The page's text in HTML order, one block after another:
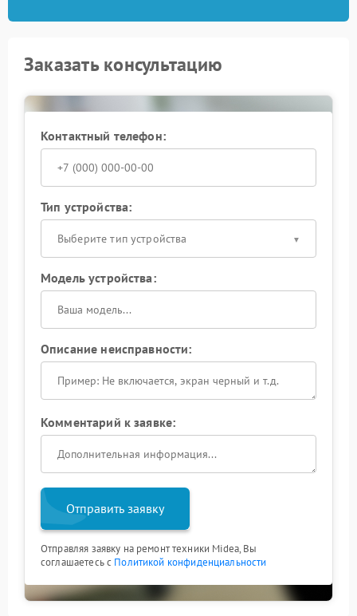
Заказать консультацию
Контактный телефон:
Тип устройства:
Выберите тип устройства
Модель устройства:
Описание неисправности:
Комментарий к заявке:
Отправить заявку
Отправляя заявку на ремонт техники Midea, Вы
соглашаетесь с Политикой конфиденциальности